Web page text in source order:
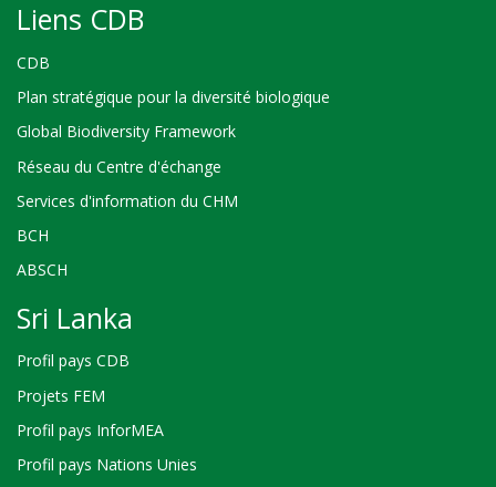
Liens CDB
CDB
Plan stratégique pour la diversité biologique
Global Biodiversity Framework
Réseau du Centre d'échange
Services d'information du CHM
BCH
ABSCH
Sri Lanka
Profil pays CDB
Projets FEM
Profil pays InforMEA
Profil pays Nations Unies